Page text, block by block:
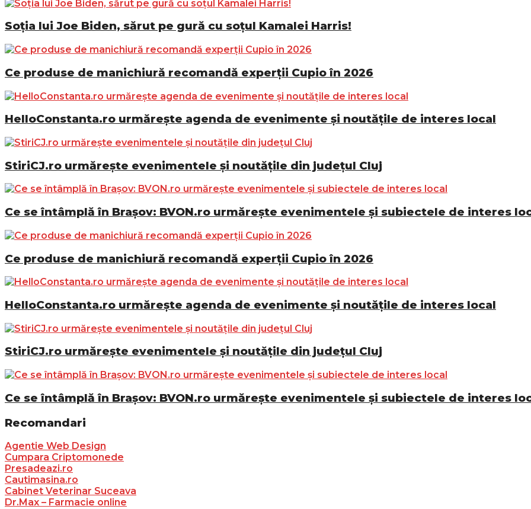
Soția lui Joe Biden, sărut pe gură cu soțul Kamalei Harris!
Ce produse de manichiură recomandă experții Cupio în 2026
HelloConstanta.ro urmărește agenda de evenimente și noutățile de interes local
StiriCJ.ro urmărește evenimentele și noutățile din județul Cluj
Ce se întâmplă în Brașov: BVON.ro urmărește evenimentele și subiectele de interes
Ce produse de manichiură recomandă experții Cupio în 2026
HelloConstanta.ro urmărește agenda de evenimente și noutățile de interes local
StiriCJ.ro urmărește evenimentele și noutățile din județul Cluj
Ce se întâmplă în Brașov: BVON.ro urmărește evenimentele și subiectele de interes
Recomandari
Agentie Web Design
Cumpara Criptomonede
Presadeazi.ro
Cautimasina.ro
Cabinet Veterinar Suceava
Dr.Max – Farmacie online